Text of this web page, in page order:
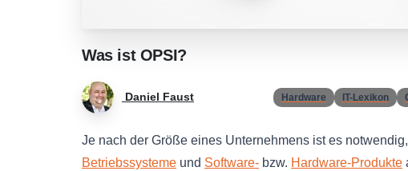
Was ist OPSI?
Daniel Faust Hardware IT-Lexikon
Je nach der Größe eines Unternehmens ist es
Betriebssysteme und Software- bzw. Hardware-Produkte